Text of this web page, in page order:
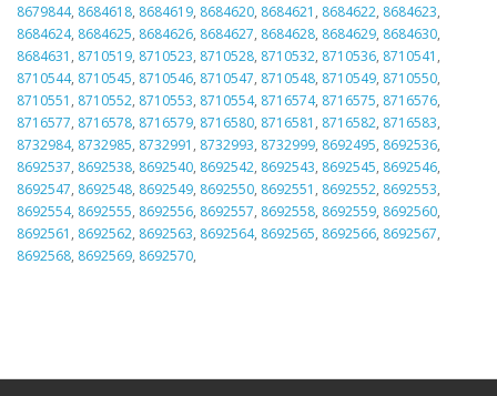
8679844, 8684618, 8684619, 8684620, 8684621 , 8684622, 8684623,
8684624, 8684625, 8684626, 8684627, 8684628, 8684629, 8684630,
8684631 , 8710519, 8710523, 8710528, 8710532, 8710536, 8710541 ,
8710544, 8710545, 8710546, 8710547, 8710548, 8710549, 8710550,
8710551 , 8710552, 8710553, 8710554, 8716574, 8716575, 8716576,
8716577, 8716578, 8716579, 8716580, 8716581 , 8716582, 8716583,
8732984, 8732985, 8732991 , 8732993, 8732999, 8692495, 8692536,
8692537, 8692538, 8692540, 8692542, 8692543, 8692545, 8692546,
8692547, 8692548, 8692549, 8692550, 8692551 , 8692552, 8692553,
8692554, 8692555, 8692556, 8692557, 8692558, 8692559, 8692560,
8692561 , 8692562, 8692563, 8692564, 8692565, 8692566, 8692567,
8692568, 8692569, 8692570,